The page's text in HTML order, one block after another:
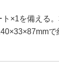
×1を備える